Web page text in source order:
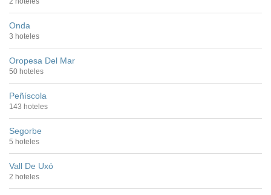
Onda
3 hoteles
Oropesa Del Mar
50 hoteles
Peñíscola
143 hoteles
Segorbe
5 hoteles
Vall De Uxó
2 hoteles